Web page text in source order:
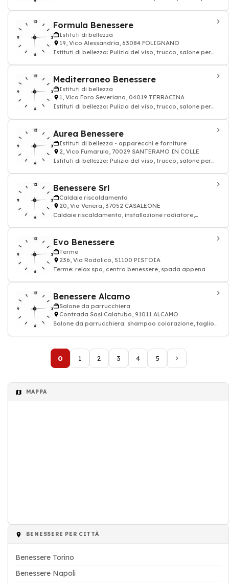
Formula Benessere
Istituti di bellezza
19, Vico Alessandria, 63084 FOLIGNANO
Istituti di bellezza: Pulizia del viso, trucco, salone per
Mediterraneo Benessere
Istituti di bellezza
1, Vico Foro Severiano, 04019 TERRACINA
Istituti di bellezza: Pulizia del viso, trucco, salone per
Aurea Benessere
Istituti di bellezza - apparecchi e forniture
2, Vico Fumarulo, 70029 SANTERAMO IN COLLE
Istituti di bellezza: Pulizia del viso, trucco, salone per
Benessere Srl
Caldaie riscaldamento
20, Via Venera, 37052 CASALEONE
Caldaie riscaldamento, installazione radiatore,
Evo Benessere
Terme
236, Via Rodolico, 51100 PISTOIA
Terme: relax spa, centro benessere, spada appena
Benessere Alcamo
Salone da parrucchiera
Contrada Sasi Calatubo, 91011 ALCAMO
Salone da parrucchiera: shampoo colorazione, taglio
0 1 2 3 4 5
MAPPA
BENESSERE PER CITTÀ
Benessere Torino
Benessere Napoli